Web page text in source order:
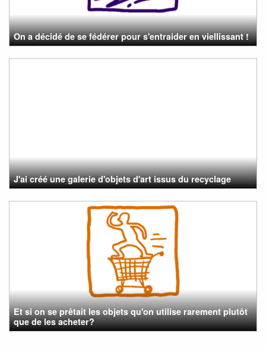
On a décidé de se fédérer pour s'entraider en viellissant !
J'ai créé une galerie d'objets d'art issus du recyclage
Et si on se prêtait les objets qu'on utilise rarement plutôt
que de les acheter?